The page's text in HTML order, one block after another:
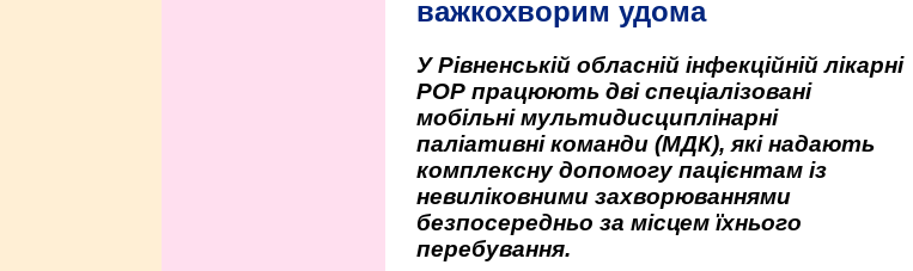
важкохворим удома
У Рівненській обласній інфекційній лікарні
РОР працюють дві спеціалізовані
мобільні мультидисциплінарні
паліативні команди (МДК), які надають
комплексну допомогу пацієнтам із
невиліковними захворюваннями
безпосередньо за місцем їхнього
перебування.